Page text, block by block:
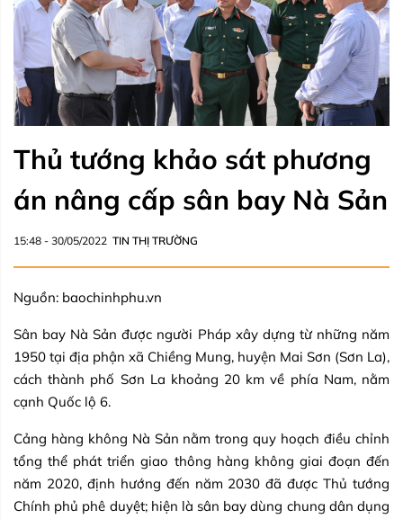
Thủ tướng khảo sát phương
án nâng cấp sân bay Nà Sản
15:48 - 30/05/2022 TIN THỊ TRƯỜNG
Nguồn: baochinhphu.vn
Sân bay Nà Sản được người Pháp xây dựng từ những năm
1950 tại địa phận xã Chiềng Mung, huyện Mai Sơn (Sơn La),
cách thành phố Sơn La khoảng 20 km về phía Nam, nằm
cạnh Quốc lộ 6.
Cảng hàng không Nà Sản nằm trong quy hoạch điều chỉnh
tổng thể phát triển giao thông hàng không giai đoạn đến
năm 2020, định hướng đến năm 2030 đã được Thủ tướng
Chính phủ phê duyệt; hiện là sân bay dùng chung dân dụng